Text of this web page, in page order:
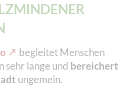
begleitet Menschen
sehr lange und bereichert
ungemein.